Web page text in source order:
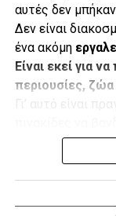
Κάθε υδροβόλο
γεώτρηση
διαθέτει
υποστήριξης
.
αυτές δεν
Δεν είναι
ένα ακόμη
Είναι εκεί για
περιουσίες,
καταστρέφουμε
ουσία
από την αλυσίδα
Και ας είναι